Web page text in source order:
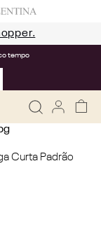
tempo
Curta Padrão